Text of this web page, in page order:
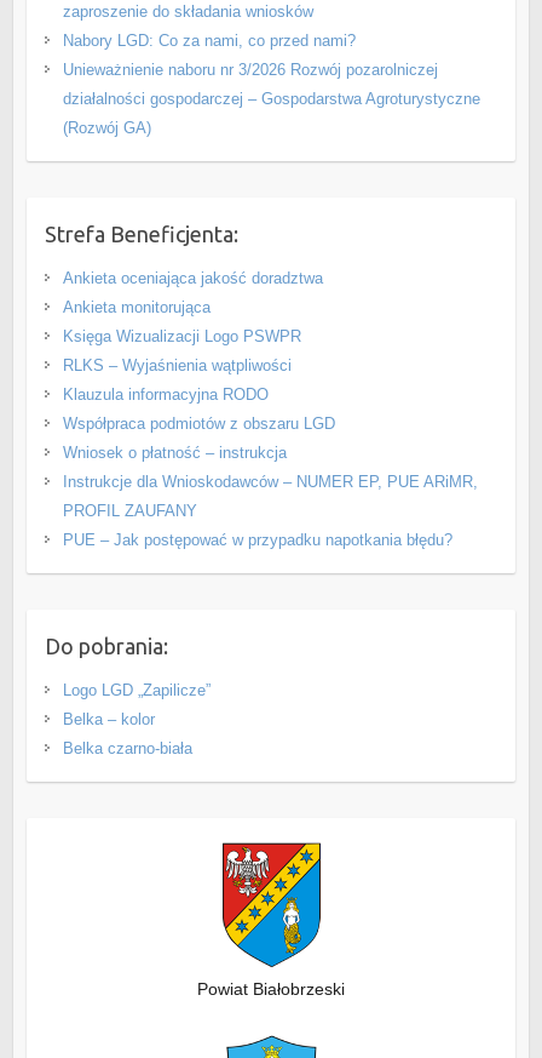
zaproszenie do składania wniosków
Nabory LGD: Co za nami, co przed nami?
Unieważnienie naboru nr 3/2026 Rozwój pozarolniczej
działalności gospodarczej – Gospodarstwa Agroturystyczne
(Rozwój GA)
Strefa Beneficjenta:
Ankieta oceniająca jakość doradztwa
Ankieta monitorująca
Księga Wizualizacji Logo PSWPR
RLKS – Wyjaśnienia wątpliwości
Klauzula informacyjna RODO
Współpraca podmiotów z obszaru LGD
Wniosek o płatność – instrukcja
Instrukcje dla Wnioskodawców – NUMER EP, PUE ARiMR,
PROFIL ZAUFANY
PUE – Jak postępować w przypadku napotkania błędu?
Do pobrania:
Logo LGD „Zapilicze”
Belka – kolor
Belka czarno-biała
Powiat Białobrzeski